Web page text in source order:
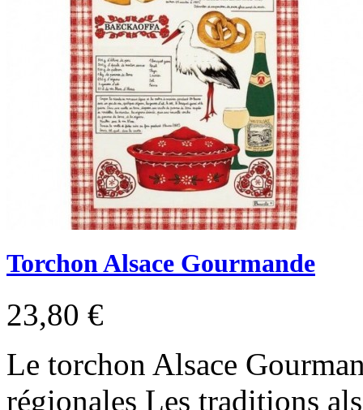
Torchon Alsace Gourmande
23,80 €
Le torchon Alsace
régionales Les traditions